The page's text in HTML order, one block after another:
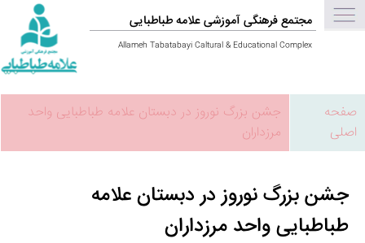
مجتمع فرهنگی آموزشی علامه طباطبایی
Allameh Tabatabayi Caltural & Educational Complex
صفحه
اصلی
جشن بزرگ نوروز در دبستان علامه طباطبایی واحد
مرزداران
جشن بزرگ نوروز در دبستان علامه
طباطبایی واحد مرزداران